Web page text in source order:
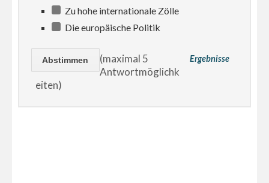
Zu hohe internationale Zölle
Die europäische Politik
Ergebnisse
(maximal 5
Antwortmöglichk
eiten)